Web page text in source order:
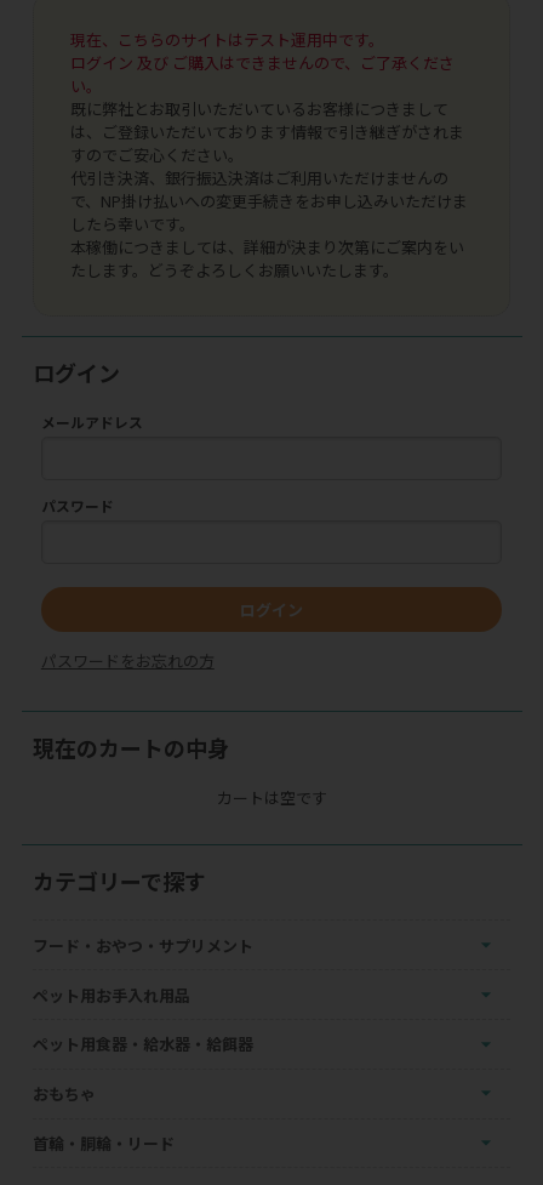
現在、こちらのサイトはテスト運用中です。
ログイン 及び ご購入はできませんので、ご了承くださ
い。
既に弊社とお取引いただいているお客様につきまして
は、ご登録いただいております情報で引き継ぎがされま
すのでご安心ください。
代引き決済、銀行振込決済はご利用いただけませんの
で、NP掛け払いへの変更手続きをお申し込みいただけま
したら幸いです。
本稼働につきましては、詳細が決まり次第にご案内をい
たします。どうぞよろしくお願いいたします。
ログイン
メールアドレス
パスワード
ログイン
パスワードをお忘れの方
現在のカートの中身
カートは空です
カテゴリーで探す
フード・おやつ・サプリメント
ペット用お手入れ用品
ペット用食器・給水器・給餌器
おもちゃ
首輪・胴輪・リード